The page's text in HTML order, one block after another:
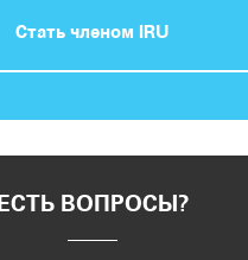
Стать членом IRU
ВОПРОСЫ?